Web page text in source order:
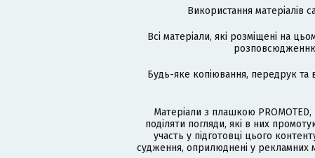
Використання матеріалів
Всі матеріали, які розміщені на
розповсюдженню
Будь-яке копіювання, передрук та
Матеріали з плашкою
поділяти погляди, які в них
участь у підготовці цього
судження, оприлюднені у рекламних